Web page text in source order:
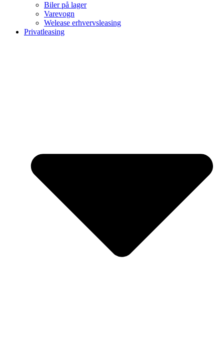
Biler på lager
Varevogn
Welease erhvervsleasing
Privatleasing